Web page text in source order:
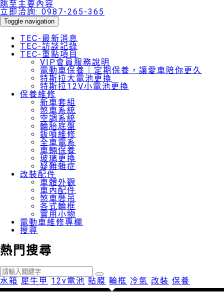
跳至主要內容
立即洽詢: 0987-265-365
Toggle navigation
TEC-最新消息
TEC-訪談記錄
TEC-重點項目
VIP會員服務說明
電動車保養｜定期保養，讓愛車陪你更久
特斯拉大電池更換
特斯拉12V小電池更換
保養維修
新車套組
煞車系統
空調系統
輪胎底盤
鈑噴維修
全車電系
車輛保養
玻璃更換
疑難雜症
改裝配件
車體外觀
車內配件
煞車懸吊
各式輪框
實用小物
電動車維修專欄
搜尋
熱門搜尋
水箱 犀牛甲 12v電池 貼膜 輪框 冷氣 改裝 保養